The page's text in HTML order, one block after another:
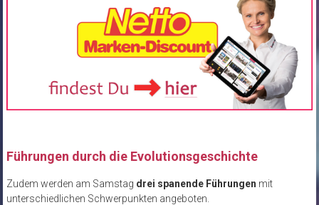
Führungen durch die Evolutionsgeschichte
Zudem werden am Samstag drei spanende Führungen mit
unterschiedlichen Schwerpunkten angeboten.